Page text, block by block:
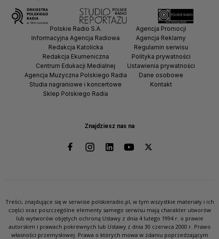
Znajdziesz nas na
Polskie Radio S.A.
Informacyjna Agencja Radiowa
Redakcja Katolicka
Redakcja Ekumeniczna
Centrum Edukacji Medialnej
Agencja Muzyczna Polskiego Radia
Studia nagraniowe i koncertowe
Sklep Polskiego Radia
Agencja Promocji
Agencja Reklamy
Regulamin serwisu
Polityka prywatności
Ustawienia prywatności
Dane osobowe
Kontakt
Treści, znajdujące się w serwisie polskieradio.pl, w tym wszystkie materiały i ich
części oraz poszczególne elementy samego serwisu mają charakter utworów
lub wytworów objętych ochroną Ustawy z dnia 4 lutego 1994 r. o prawie
autorskim i prawach pokrewnych lub Ustawy z dnia 30 czerwca 2000 r. Prawo
własności przemysłowej. Prawa o których mowa w zdaniu poprzedzającym